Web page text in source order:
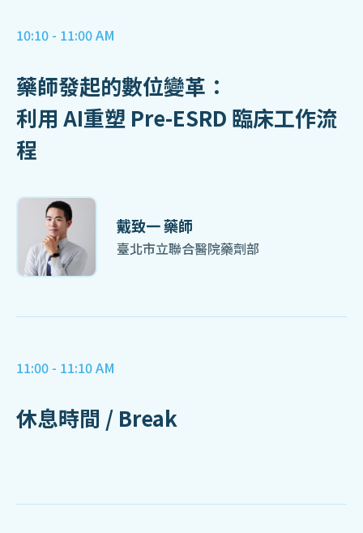
10:10 - 11:00 AM
藥師發起的數位變革：
利用 AI重塑 Pre-ESRD 臨床工作流
程
戴致一 藥師
臺北市立聯合醫院藥劑部
11:00 - 11:10 AM
休息時間 / Break